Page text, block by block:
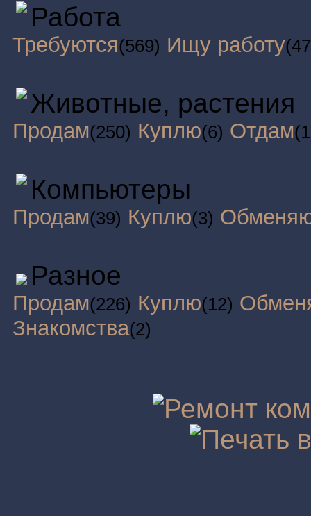
Работа
Требуются(569) Ищу работу
Животные, растения
Продам(250) Куплю(6) Отдам
Компьютеры
Продам(39) Куплю(3)
Разное
Продам(226) Куплю(12)
Знакомства(2)